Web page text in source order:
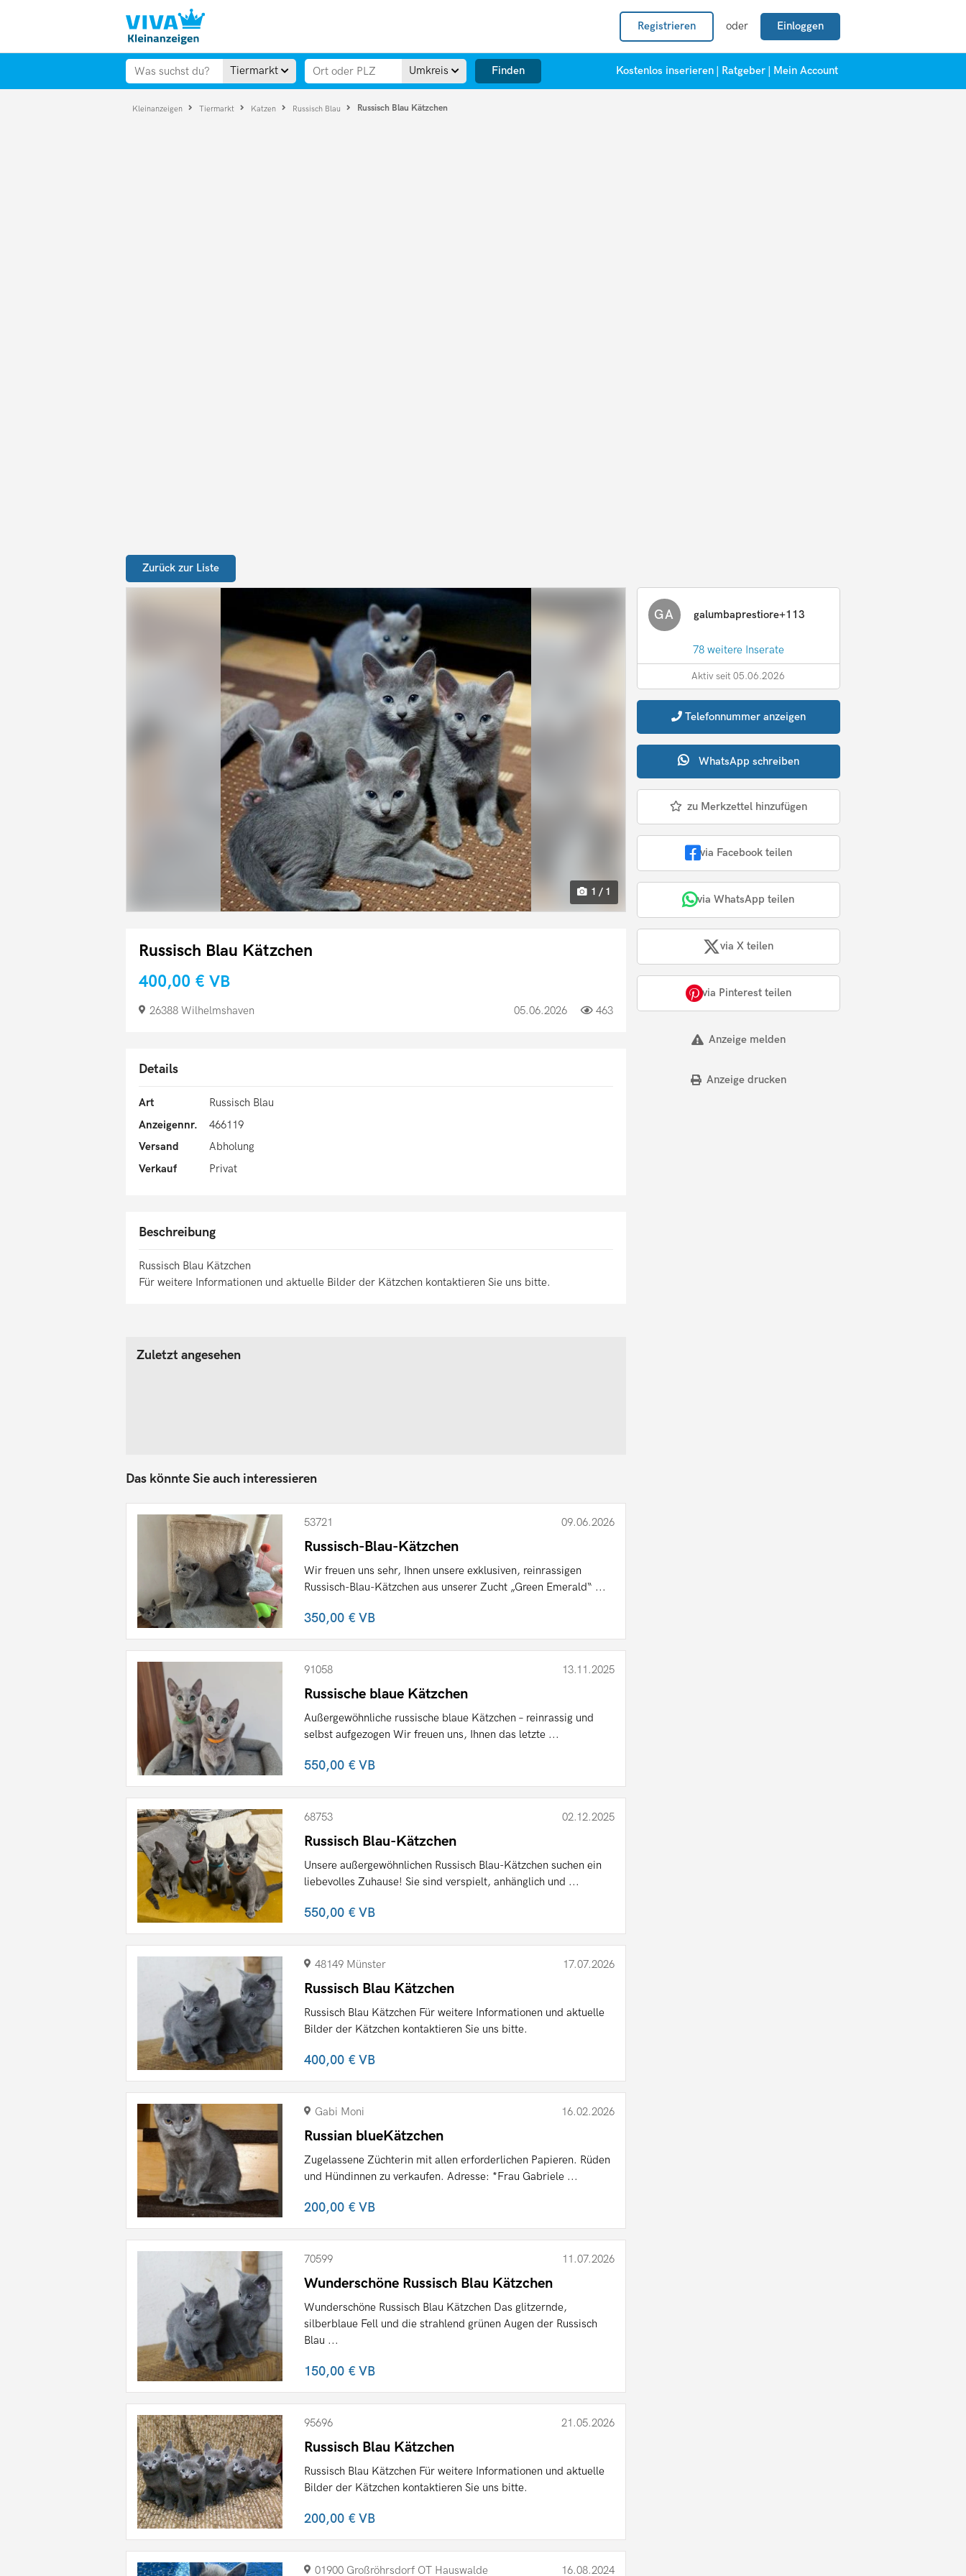
Registrieren oder Einloggen
Tiermarkt Umkreis Finden Kostenlos inserieren Ratgeber Mein Account
Kleinanzeigen Tiermarkt Katzen Russisch Blau Russisch Blau Kätzchen
Zurück zur Liste
1 / 1
Russisch Blau Kätzchen
400,00 € VB
26388 Wilhelmshaven 05.06.2026 463
Details
Art
Russisch Blau
Anzeigennr.
466119
Versand
Abholung
Verkauf
Privat
Beschreibung
Russisch Blau Kätzchen
Für weitere Informationen und aktuelle Bilder der Kätzchen kontaktieren Sie uns bitte.
GA galumbaprestiore+113
78 weitere Inserate
Aktiv seit 05.06.2026
Telefonnummer anzeigen
WhatsApp schreiben
zu Merkzettel hinzufügen
via Facebook teilen
via WhatsApp teilen
via X teilen
via Pinterest teilen
Anzeige melden
Anzeige drucken
Zuletzt angesehen
Das könnte Sie auch interessieren
53721 09.06.2026
Russisch-Blau-Kätzchen
Wir freuen uns sehr, Ihnen unsere exklusiven, reinrassigen
Russisch-Blau-Kätzchen aus unserer Zucht „Green Emerald“ ...
350,00 €VB
91058 13.11.2025
Russische blaue Kätzchen
Außergewöhnliche russische blaue Kätzchen – reinrassig und
selbst aufgezogen Wir freuen uns, Ihnen das letzte ...
550,00 €VB
68753 02.12.2025
Russisch Blau-Kätzchen
Unsere außergewöhnlichen Russisch Blau-Kätzchen suchen ein
liebevolles Zuhause! Sie sind verspielt, anhänglich und ...
550,00 €VB
48149 Münster 17.07.2026
Russisch Blau Kätzchen
Russisch Blau Kätzchen Für weitere Informationen und aktuelle
Bilder der Kätzchen kontaktieren Sie uns bitte.
400,00 €VB
Gabi Moni 16.02.2026
Russian blueKätzchen
Zugelassene Züchterin mit allen erforderlichen Papieren. Rüden
und Hündinnen zu verkaufen. Adresse: *Frau Gabriele ...
200,00 €VB
70599 11.07.2026
Wunderschöne Russisch Blau Kätzchen
Wunderschöne Russisch Blau Kätzchen Das glitzernde,
silberblaue Fell und die strahlend grünen Augen der Russisch
Blau ...
150,00 €VB
95696 21.05.2026
Russisch Blau Kätzchen
Russisch Blau Kätzchen Für weitere Informationen und aktuelle
Bilder der Kätzchen kontaktieren Sie uns bitte.
200,00 €VB
01900 Großröhrsdorf OT Hauswalde 16.08.2024